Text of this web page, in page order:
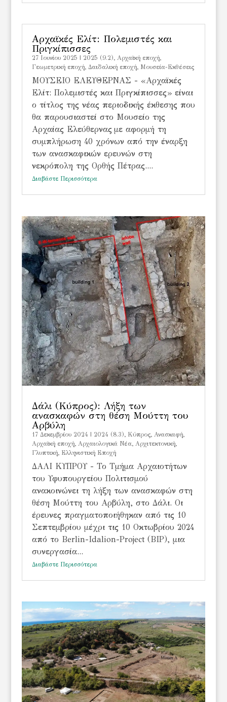
Αρχαϊκές Ελίτ: Πολεμιστές και
Πριγκίπισσες
27 Ιουνίου 2025 2025 (9.2), Αρχαϊκή εποχή,
Γεωμετρική εποχή, Δαιδαλική εποχή, Μουσεία-Εκθέσεις
ΜΟΥΣΕΙΟ ΕΛΕΥΘΕΡΝΑΣ - «Αρχαϊκές
Ελίτ: Πολεμιστές και Πριγκίπισσες» είναι
ο τίτλος της νέας περιοδικής έκθεσης που
θα παρουσιαστεί στο Μουσείο της
Αρχαίας Ελεύθερνας με αφορμή τη
συμπλήρωση 40 χρόνων από την έναρξη
των ανασκαφικών ερευνών στη
νεκρόπολη της Ορθής Πέτρας....
Διαβάστε Περισσότερα
Δάλι (Κύπρος): Λήξη των
ανασκαφών στη θέση Μούττη του
Αρβύλη
17 Δεκεμβρίου 2024 | 2024 (8.3) Kύπρος, Ανασκαφή,
Αρχαϊκή εποχή, Αρχαιολογικά Νέα, Αρχιτεκτονική,
Γλυπτική, Ελληνιστική Εποχή
ΔΑΛΙ ΚΥΠΡΟΥ - Το Τμήμα Αρχαιοτήτων
του Υφυπουργείου Πολιτισμού
ανακοινώνει τη λήξη των ανασκαφών στη
θέση Μούττη του Αρβύλη, στο Δάλι. Οι
έρευνες πραγματοποιήθηκαν από τις 10
Σεπτεμβρίου μέχρι τις 10 Οκτωβρίου 2024
από το Berlin-Idalion-Project (BIP), μια
συνεργασία...
Διαβάστε Περισσότερα